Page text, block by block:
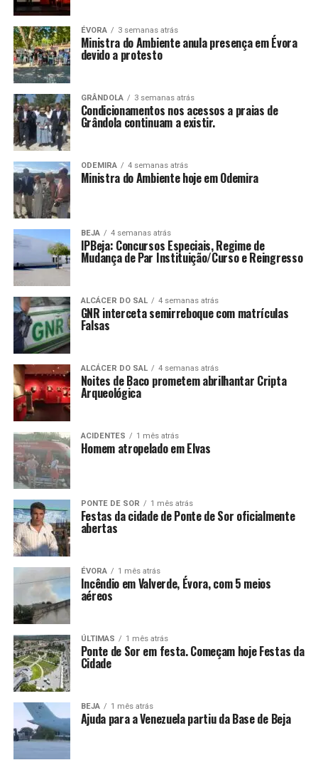
ÉVORA 3 semanas atrás
Ministra do Ambiente anula presença em Évora
devido a protesto
GRÂNDOLA 3 semanas atrás
Condicionamentos nos acessos a praias de
Grândola continuam a existir.
ODEMIRA 4 semanas atrás
Ministra do Ambiente hoje em Odemira
BEJA 4 semanas atrás
IPBeja: Concursos Especiais, Regime de
Mudança de Par Instituição/Curso e Reingresso
ALCÁCER DO SAL 4 semanas atrás
GNR interceta semirreboque com matrículas
Falsas
ALCÁCER DO SAL 4 semanas atrás
Noites de Baco prometem abrilhantar Cripta
Arqueológica
ACIDENTES 1 mês atrás
Homem atropelado em Elvas
PONTE DE SOR 1 mês atrás
Festas da cidade de Ponte de Sor oficialmente
abertas
ÉVORA 1 mês atrás
Incêndio em Valverde, Évora, com 5 meios
aéreos
ÚLTIMAS 1 mês atrás
Ponte de Sor em festa. Começam hoje Festas da
Cidade
BEJA 1 mês atrás
Ajuda para a Venezuela partiu da Base de Beja